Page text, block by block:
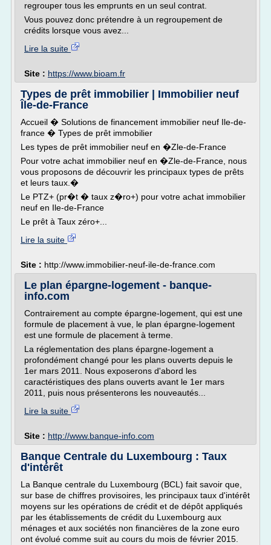
regrouper tous les emprunts en un seul contrat.
Vous pouvez donc prétendre à un regroupement de
crédits lorsque vous avez...
Lire la suite
Site : https://www.bioam.fr
Types de prêt immobilier | Immobilier neuf
Île-de-France
Accueil � Solutions de financement immobilier neuf Ile-de-
france � Types de prêt immobilier
Les types de prêt immobilier neuf en �Zle-de-France
Pour votre achat immobilier neuf en �Zle-de-France, nous
vous proposons de découvrir les principaux types de prêts
et leurs taux.�
Le PTZ+ (pr�t � taux z�ro+) pour votre achat immobilier
neuf en Ile-de-France
Le prêt à Taux zéro+...
Lire la suite
Site : http://www.immobilier-neuf-ile-de-france.com
Le plan épargne-logement - banque-
info.com
Contrairement au compte épargne-logement, qui est une
formule de placement à vue, le plan épargne-logement
est une formule de placement à terme.
La réglementation des plans épargne-logement a
profondément changé pour les plans ouverts depuis le
1er mars 2011. Nous exposerons d'abord les
caractéristiques des plans ouverts avant le 1er mars
2011, puis nous présenterons les nouveautés...
Lire la suite
Site : http://www.banque-info.com
Banque Centrale du Luxembourg : Taux
d'intérêt
La Banque centrale du Luxembourg (BCL) fait savoir que,
sur base de chiffres provisoires, les principaux taux d'intérêt
moyens sur les opérations de crédit et de dépôt appliqués
par les établissements de crédit du Luxembourg aux
ménages et aux sociétés non financières de la zone euro
ont évolué comme suit au cours du mois de février 2015.